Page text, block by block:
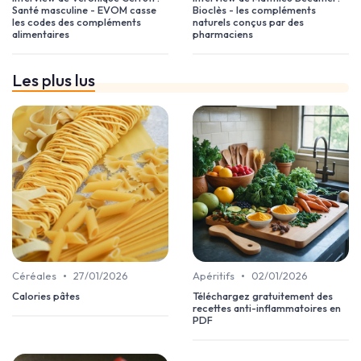
Santé masculine - EVOM casse
les codes des compléments
alimentaires
Bioclès - les compléments
naturels conçus par des
pharmaciens
Les plus lus
Céréales • 27/01/2026
Calories pâtes
Apéritifs •
02/01/2026
Téléchargez gratuitement des
recettes anti-inflammatoires en
PDF